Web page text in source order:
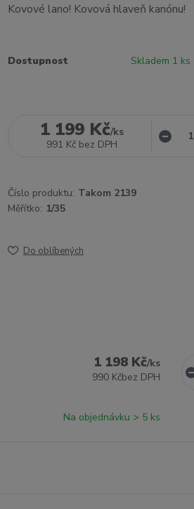
Kovové lano! Kovová hlaveň kanónu!
Dostupnost Skladem 1 ks
1 199 Kč/ks
991 Kč bez DPH
Číslo produktu: Takom 2139
Měřítko: 1/35
Do oblíbených
1 198 Kč/ks
990 Kčbez DPH
Na objednávku > 5 ks